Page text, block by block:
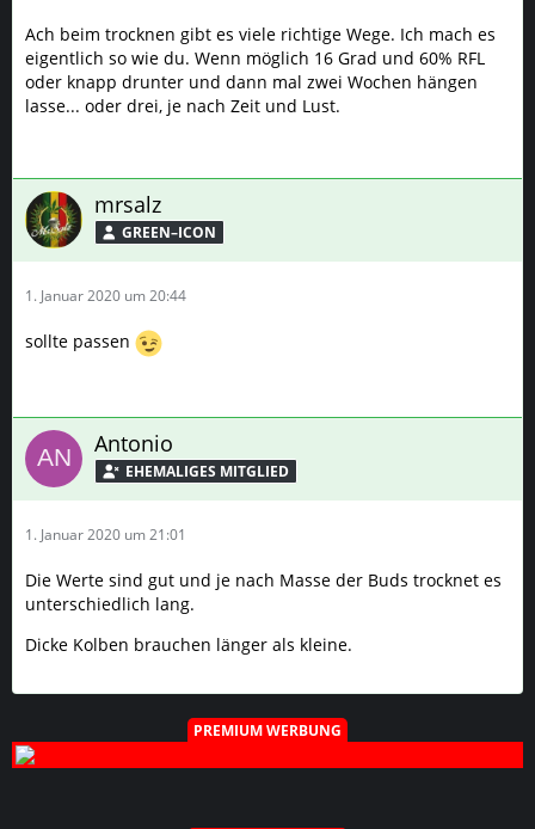
Ach beim trocknen gibt es viele richtige Wege. Ich mach es
eigentlich so wie du. Wenn möglich 16 Grad und 60% RFL
oder knapp drunter und dann mal zwei Wochen hängen
lasse... oder drei, je nach Zeit und Lust.
mrsalz
GREEN–ICON
1. Januar 2020 um 20:44
sollte passen
Antonio
1. Januar 2020 um 21:01
Die Werte sind gut und je nach Masse der Buds trocknet es
unterschiedlich lang.
Dicke Kolben brauchen länger als kleine.
PREMIUM WERBUNG